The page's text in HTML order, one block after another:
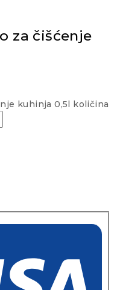
za čišćenje
kuhinja 0,5l količina